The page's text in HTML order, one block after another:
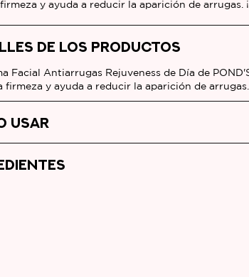
y ayuda a reducir la aparición de arrugas.
DE LOS PRODUCTOS
Facial Antiarrugas Rejuveness de Día de
firmeza y ayuda a reducir la aparición de arrugas.
USAR